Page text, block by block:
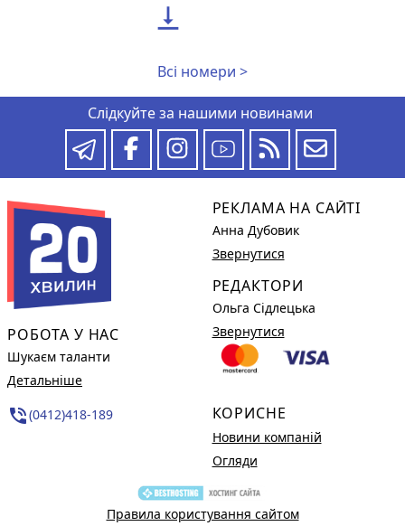

Всі номери >
Слідкуйте за нашими новинами
РОБОТА У НАС
Шукаєм таланти
Детальніше
phone_in_talk(0412)418-189
РЕКЛАМА НА САЙТІ
Анна Дубовик
Звернутися
РЕДАКТОРИ
Ольга Сідлецька
Звернутися
КОРИСНЕ
Новини компаній
Огляди
Правила користування сайтом